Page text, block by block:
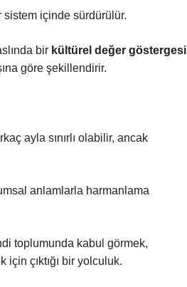
sistem içinde sürdürülür.
bir kültürel değer göstergesi
göre şekillendirir.
ayla sınırlı olabilir, ancak
anlamlarla harmanlama
toplumunda kabul görmek,
çıktığı bir yolculuk.